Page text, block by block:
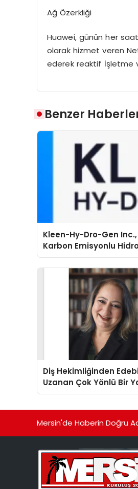
Ağ Özerkliği
Huawei, günün her
olarak hizmet veren
ederek reaktif İşletme
Benzer
Kleen-Hy-Dro-Gen Inc.,
Karbon Emisyonlu
Isıtma Teknolojisinde
TSSA Düzenleyici
Diş Hekimliğinden
Uzanan Çok Yönlü Bir
Yeşim Şahin Yaman
Mersin'de Haberin Doğru